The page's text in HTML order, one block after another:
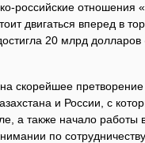
российские отношения
двигаться вперед в
20 млрд
скорейшее
и России, с
а также начало работы
по